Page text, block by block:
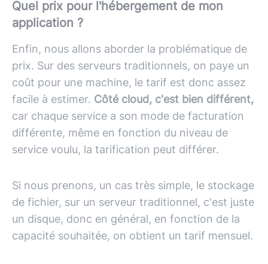
Quel prix pour l'hébergement de mon
application ?
Enfin, nous allons aborder la problématique de
prix. Sur des serveurs traditionnels, on paye un
coût pour une machine, le tarif est donc assez
facile à estimer. Côté cloud, c'est bien différent,
car chaque service a son mode de facturation
différente, même en fonction du niveau de
service voulu, la tarification peut différer.
Si nous prenons, un cas très simple, le stockage
de fichier, sur un serveur traditionnel, c'est juste
un disque, donc en général, en fonction de la
capacité souhaitée, on obtient un tarif mensuel.